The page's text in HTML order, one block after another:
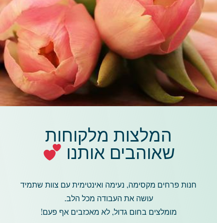
המלצות מלקוחות
שאוהבים אותנו
חנות פרחים מקסימה, נעימה ואינטימית עם צוות שתמיד
עושה את העבודה מכל הלב.
מומלצים בחום גדול, לא מאכזבים אף פעם!